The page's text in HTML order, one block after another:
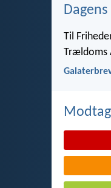
Til
Trældoms